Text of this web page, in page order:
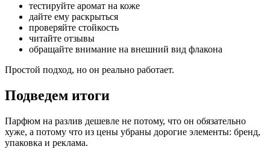
тестируйте аромат на коже
дайте ему раскрыться
проверяйте стойкость
читайте отзывы
обращайте внимание на внешний вид флакона
Простой подход, но он реально работает.
Подведем итоги
Парфюм на разлив дешевле не потому, что он обязательно
хуже, а потому что из цены убраны дорогие элементы: бренд,
упаковка и реклама.